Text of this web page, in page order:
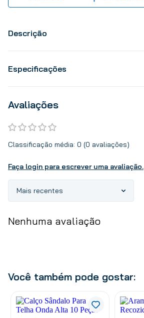
Descrição
Especificações
Avaliações
Classificação média: 0 (0 avaliações)
Faça login para escrever uma avaliação.
Mais recentes
Nenhuma avaliação
Você também pode gostar: